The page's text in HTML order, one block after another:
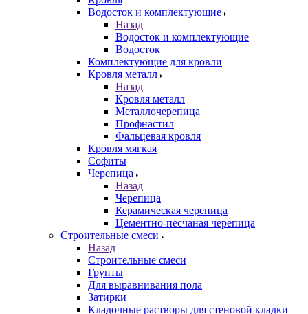
Водосток и комплектующие
Назад
Водосток и комплектующие
Водосток
Комплектующие для кровли
Кровля металл
Назад
Кровля металл
Металлочерепица
Профнастил
Фальцевая кровля
Кровля мягкая
Софиты
Черепица
Назад
Черепица
Керамическая черепица
Цементно-песчаная черепица
Строительные смеси
Назад
Строительные смеси
Грунты
Для выравнивания пола
Затирки
Кладочные растворы для стеновой кладки